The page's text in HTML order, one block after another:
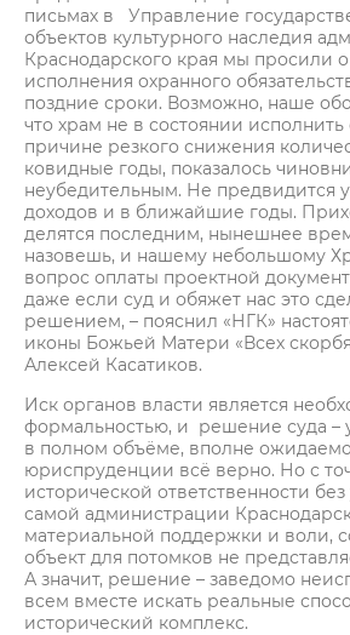
письмах в Управление
объектов культурного наследия
Краснодарского края мы просили
исполнения охранного
поздние сроки. Возможно, наше
что храм не в состоянии исполнить
причине резкого снижения
ковидные годы, показалось
неубедительным. Не предвидится
доходов и в ближайшие годы.
делятся последним, нынешнее
назовешь, и нашему небольшому
вопрос оплаты проектной
даже если суд и обяжет нас это
решением, – пояснил «НГК»
иконы Божьей Матери «Всех
Алексей Касатиков.
Иск органов власти является
формальностью, и решение суда –
в полном объёме, вполне
юриспруденции всё верно. Но с
исторической ответственности без
самой администрации
материальной поддержки и воли,
объект для потомков не
А значит, решение – заведомо
всем вместе искать реальные
исторический комплекс.